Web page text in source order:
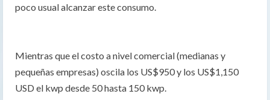
poco usual alcanzar este consumo.
Mientras que el costo a nivel comercial (medianas y
pequeñas empresas) oscila los US$950 y los US$1,150
USD el kwp desde 50 hasta 150 kwp.